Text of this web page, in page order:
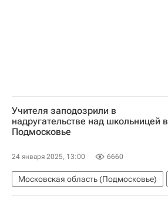
Учителя заподозрили в
надругательстве над школьницей в
Подмосковье
24 января 2025, 13:00 6660
Московская область (Подмосковье)
Следственный комитет России (СК РФ)